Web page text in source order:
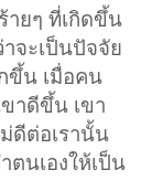
ายๆ ที่เกิดขึ้น
จะเป็นปัจจัย
ขึ้น เมื่อคน
ขาดีขึ้น เขา
ดีต่อเรานั้น
ตนเองให้เป็น